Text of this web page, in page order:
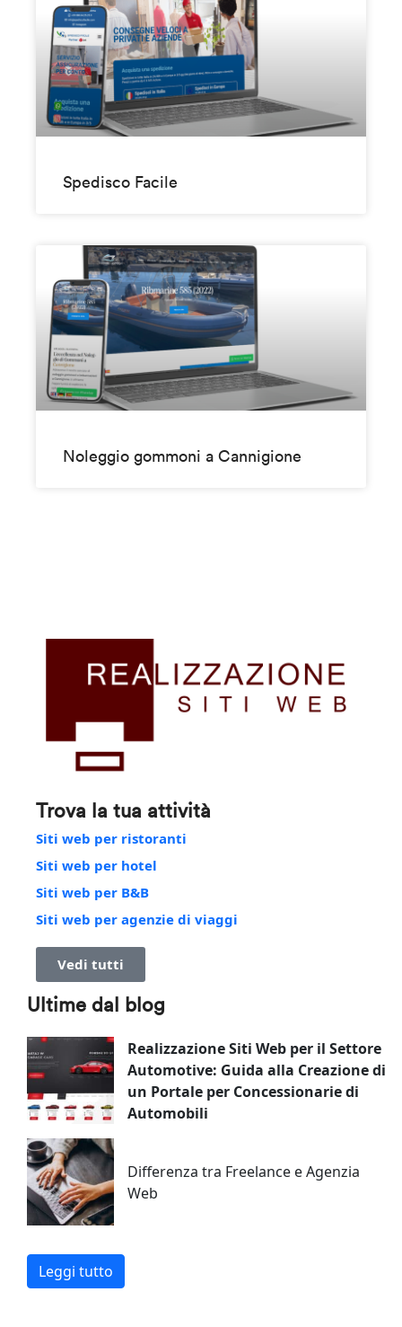
Spedisco Facile
Noleggio gommoni a Cannigione
Trova la tua attività
Siti web per ristoranti
Siti web per hotel
Siti web per B&B
Siti web per agenzie di viaggi
Vedi tutti
Ultime dal blog
Realizzazione Siti Web per il Settore
Automotive: Guida alla Creazione di
un Portale per Concessionarie di
Automobili
Differenza tra Freelance e Agenzia
Web
Leggi tutto